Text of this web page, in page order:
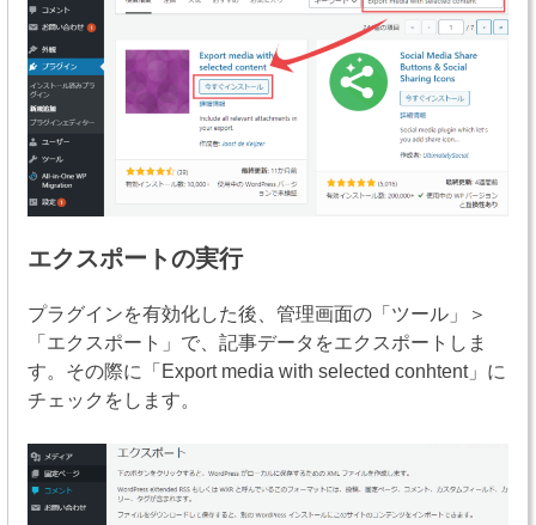
エクスポートの実行
プラグインを有効化した後、管理画面の「ツール」＞
「エクスポート」で、記事データをエクスポートしま
す。その際に「Export media with selected conhtent」に
チェックをします。